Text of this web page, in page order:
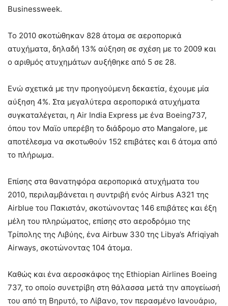
Businessweek.
To 2010 σκοτώθηκαν 828 άτομα σε αεροπορικά
ατυχήματα, δηλαδή 13% αύξηση σε σχέση με το 2009 και
ο αριθμός ατυχημάτων αυξήθηκε από 5 σε 28.
Ενώ σχετικά με την προηγούμενη δεκαετία, έχουμε μία
αύξηση 4%. Στα μεγαλύτερα αεροπορικά ατυχήματα
συγκαταλέγεται, η Αir India Express με ένα Boeing737,
όπου τον Μαϊο υπερέβη το διάδρομο στο Mangalore, με
αποτέλεσμα να σκοτωθούν 152 επιβάτες και 6 άτομα από
το πλήρωμα.
Επίσης στα θανατηφόρα αεροπορικά ατυχήματα του
2010, περιλαμβάνεται η συντριβή ενός Airbus Α321 της
Airblue του Πακιστάν, σκοτώνοντας 146 επιβάτες και έξη
μέλη του πληρώματος, επίσης στο αεροδρόμιο της
Τρίπολης της Λιβύης, ένα Airbuw 330 της Libya’s Afriqiyah
Airways, σκοτώνοντας 104 άτομα.
Καθώς και ένα αεροσκάφος της Ethiopian Airlines Boeing
737, το οποίο συνετρίβη στη θάλασσα μετά την απογείωσή
του από τη Βηρυτό, το Λίβανο, τον περασμένο Ιανουάριο,